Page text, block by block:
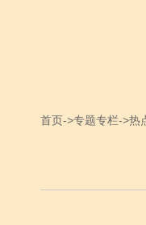
首页->专题专栏->热